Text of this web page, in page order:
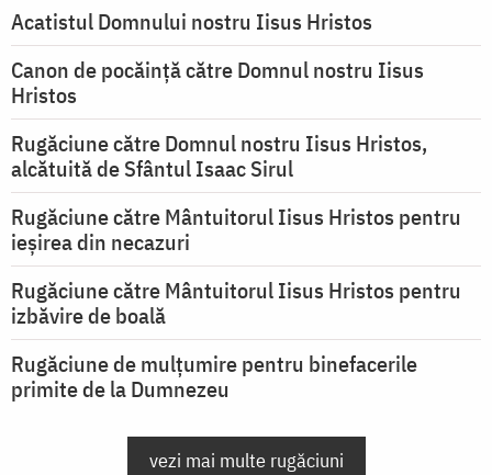
Acatistul Domnului nostru Iisus Hristos
Canon de pocăință către Domnul nostru Iisus
Hristos
Rugăciune către Domnul nostru Iisus Hristos,
alcătuită de Sfântul Isaac Sirul
Rugăciune către Mântuitorul Iisus Hristos pentru
ieşirea din necazuri
Rugăciune către Mântuitorul Iisus Hristos pentru
izbăvire de boală
Rugăciune de mulțumire pentru binefacerile
primite de la Dumnezeu
vezi mai multe rugăciuni